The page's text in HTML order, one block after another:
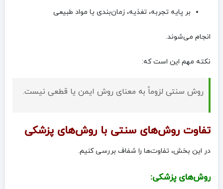
بر پایه تجربه، تغذیه، زمان‌بندی یا مواد طبیعی
انجام می‌شوند.
نکته مهم این است که:
روش سنتی لزوماً به معنای روش ایمن یا قطعی نیست.
تفاوت روش‌های سنتی با روش‌های پزشکی
در این بخش، تفاوت‌ها را شفاف بررسی کنیم.
روش‌های پزشکی: